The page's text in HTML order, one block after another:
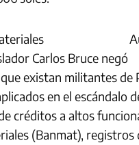
Carlos Bruce negó
existan militantes de
en el escándalo
créditos a altos
(Banmat), registros